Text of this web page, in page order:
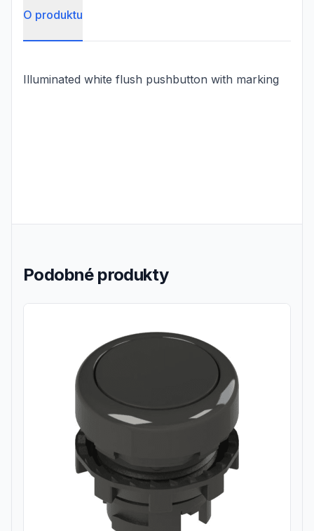
O produktu
Illuminated white flush pushbutton with marking
Podobné produkty